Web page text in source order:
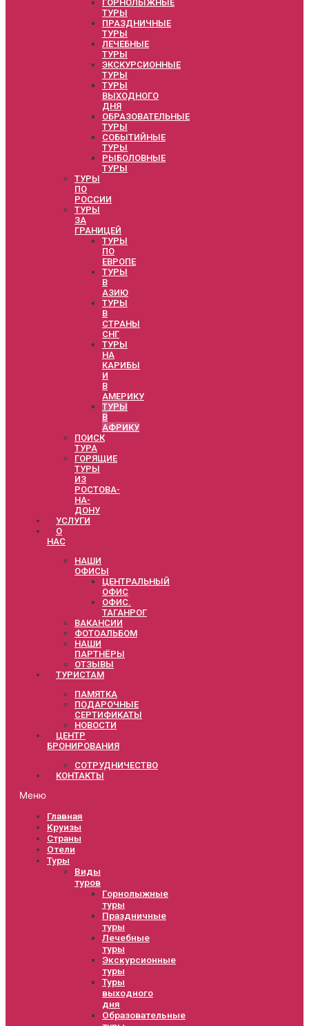
ГОРНОЛЫЖНЫЕ
ТУРЫ
ПРАЗДНИЧНЫЕ
ТУРЫ
ЛЕЧЕБНЫЕ
ТУРЫ
ЭКСКУРСИОННЫЕ
ТУРЫ
ТУРЫ
ВЫХОДНОГО
ДНЯ
ОБРАЗОВАТЕЛЬНЫЕ
ТУРЫ
СОБЫТИЙНЫЕ
ТУРЫ
РЫБОЛОВНЫЕ
ТУРЫ
ТУРЫ
ПО
РОССИИ
ТУРЫ
ЗА
ГРАНИЦЕЙ
ТУРЫ
ПО
ЕВРОПЕ
ТУРЫ
В
АЗИЮ
ТУРЫ
В
СТРАНЫ
СНГ
ТУРЫ
НА
КАРИБЫ
И
В
АМЕРИКУ
ТУРЫ
В
АФРИКУ
ПОИСК
ТУРА
ГОРЯЩИЕ
ТУРЫ
ИЗ
РОСТОВА-
НА-
ДОНУ
УСЛУГИ
О
НАС
НАШИ
ОФИСЫ
ЦЕНТРАЛЬНЫЙ
ОФИС
ОФИС.
ТАГАНРОГ
ВАКАНСИИ
ФОТОАЛЬБОМ
НАШИ
ПАРТНЁРЫ
ОТЗЫВЫ
ТУРИСТАМ
ПАМЯТКА
ПОДАРОЧНЫЕ
СЕРТИФИКАТЫ
НОВОСТИ
ЦЕНТР
БРОНИРОВАНИЯ
СОТРУДНИЧЕСТВО
КОНТАКТЫ
Меню
Главная
Круизы
Страны
Отели
Туры
Виды
туров
Горнолыжные
туры
Праздничные
туры
Лечебные
туры
Экскурсионные
туры
Туры
выходного
дня
Образовательные